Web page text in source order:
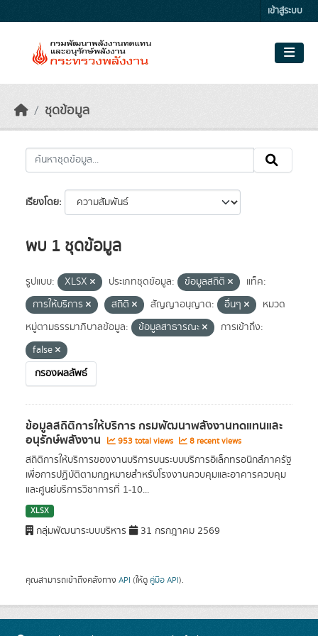
เข้าสู่ระบบ
ชุดข้อมูล
เรียงโดย
พบ 1 ชุดข้อมูล
รูปแบบ: XLSX ประเภทชุดข้อมูล: ข้อมูลสถิติ
แท็ค:
การให้บริการ
สถิติ สัญญาอนุญาต: อื่นๆ
หมวด
หมู่ตามธรรมาภิบาลข้อมูล:
ข้อมูลสาธารณะ
การเข้าถึง:
false
กรองผลลัพธ์
ข้อมูลสถิติการให้บริการ กรมพัฒนาพลังงานทดแทนและ
อนุรักษ์พลังงาน 953 total views 8 recent views
สถิติการให้บริการของงานบริการบนระบบบริการอิเล็กทรอนิกส์ภาครัฐ
เพื่อการปฏิบัติตามกฏหมายสำหรับโรงงานควบคุมและอาคารควบคุม
และศูนย์บริการวิชาการที่ 1-10...
XLSX
กลุ่มพัฒนาระบบบริหาร 31 กรกฎาคม 2569
คุณสามารถเข้าถึงคลังทาง API (ให้ดู คู่มือ API).